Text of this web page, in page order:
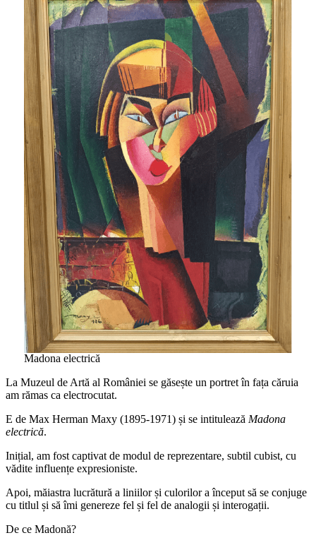
Madona electrică
La Muzeul de Artă al României se găsește un portret în fața căruia
am rămas ca electrocutat.
E de Max Herman Maxy (1895-1971) și se intitulează Madona
electrică.
Inițial, am fost captivat de modul de reprezentare, subtil cubist, cu
vădite influențe expresioniste.
Apoi, măiastra lucrătură a liniilor și culorilor a început să se conjuge
cu titlul și să îmi genereze fel și fel de analogii și interogații.
De ce Madonă?